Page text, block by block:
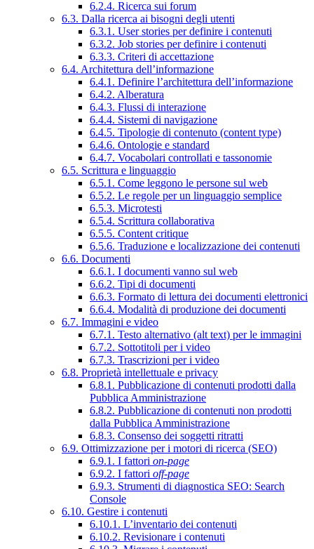
6.2.4. Ricerca sui forum
6.3. Dalla ricerca ai bisogni degli utenti
6.3.1. User stories per definire i contenuti
6.3.2. Job stories per definire i contenuti
6.3.3. Criteri di accettazione
6.4. Architettura dell’informazione
6.4.1. Definire l’architettura dell’informazione
6.4.2. Alberatura
6.4.3. Flussi di interazione
6.4.4. Sistemi di navigazione
6.4.5. Tipologie di contenuto (content type)
6.4.6. Ontologie e standard
6.4.7. Vocabolari controllati e tassonomie
6.5. Scrittura e linguaggio
6.5.1. Come leggono le persone sul web
6.5.2. Le regole per un linguaggio semplice
6.5.3. Microtesti
6.5.4. Scrittura collaborativa
6.5.5. Content critique
6.5.6. Traduzione e localizzazione dei contenuti
6.6. Documenti
6.6.1. I documenti vanno sul web
6.6.2. Tipi di documenti
6.6.3. Formato di lettura dei documenti elettronici
6.6.4. Modalità di produzione dei documenti
6.7. Immagini e video
6.7.1. Testo alternativo (alt text) per le immagini
6.7.2. Sottotitoli per i video
6.7.3. Trascrizioni per i video
6.8. Proprietà intellettuale e privacy
6.8.1. Pubblicazione di contenuti prodotti dalla
Pubblica Amministrazione
6.8.2. Pubblicazione di contenuti non prodotti
dalla Pubblica Amministrazione
6.8.3. Consenso dei soggetti ritratti
6.9. Ottimizzazione per i motori di ricerca (SEO)
6.9.1. I fattori on-page
6.9.2. I fattori off-page
6.9.3. Strumenti di diagnostica SEO: Search
Console
6.10. Gestire i contenuti
6.10.1. L’inventario dei contenuti
6.10.2. Revisionare i contenuti